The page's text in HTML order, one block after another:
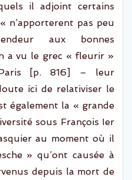
il adjoint certains
n’apporterent pas peu
aux bonnes
a vu le grec « fleurir »
[p. 816] – leur
ici de relativiser le
également la « grande
sous François Ier
au moment où il
» qu’ont causée à
depuis la mort de